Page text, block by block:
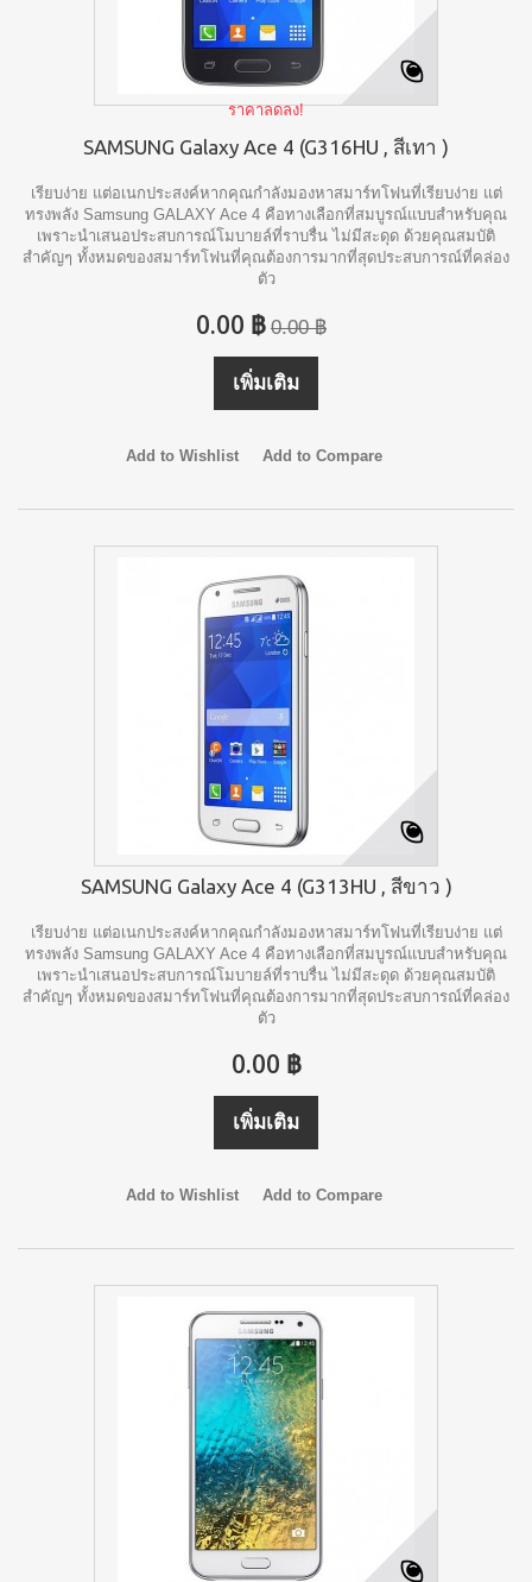
ราคาลดลง!
SAMSUNG Galaxy Ace 4 (G316HU , สีเทา )
เรียบง่าย แต่อเนกประสงค์หากคุณกำลังมองหาสมาร์ทโฟนที่เรียบง่าย แต่
ทรงพลัง Samsung GALAXY Ace 4 คือทางเลือกที่สมบูรณ์แบบสำหรับคุณ
เพราะนำเสนอประสบการณ์โมบายล์ที่ราบรื่น ไม่มีสะดุด ด้วยคุณสมบัติ
สำคัญๆ ทั้งหมดของสมาร์ทโฟนที่คุณต้องการมากที่สุดประสบการณ์ที่คล่อง
ตัว
0.00 ฿ 0.00 ฿
เพิ่มเติม
Add to Wishlist Add to Compare
SAMSUNG Galaxy Ace 4 (G313HU , สีขาว )
เรียบง่าย แต่อเนกประสงค์หากคุณกำลังมองหาสมาร์ทโฟนที่เรียบง่าย แต่
ทรงพลัง Samsung GALAXY Ace 4 คือทางเลือกที่สมบูรณ์แบบสำหรับคุณ
เพราะนำเสนอประสบการณ์โมบายล์ที่ราบรื่น ไม่มีสะดุด ด้วยคุณสมบัติ
สำคัญๆ ทั้งหมดของสมาร์ทโฟนที่คุณต้องการมากที่สุดประสบการณ์ที่คล่อง
ตัว
0.00 ฿
เพิ่มเติม
Add to Wishlist Add to Compare